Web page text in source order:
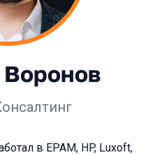
в EPAM, HP, Luxoft,